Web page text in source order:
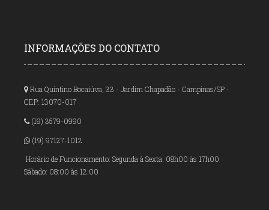
INFORMAÇÕES DO CONTATO
Rua Quintino Bocaiúva, 33 - Jardim Chapadão - Campinas/SP -
CEP: 13070-017
(19) 3579-0990
(19) 97127-1012
Horário de Funcionamento: Segunda à Sexta: 08h00 às 17h00
Sábado: 08:00 às 12:00